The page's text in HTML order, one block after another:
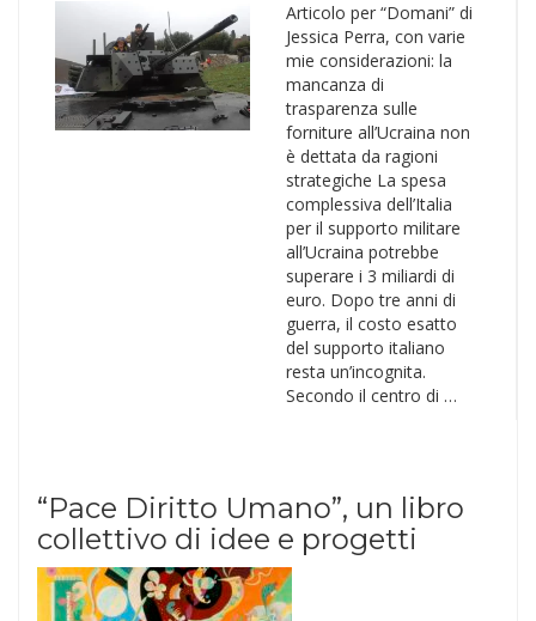
Articolo per “Domani” di
Jessica Perra, con varie
mie considerazioni: la
mancanza di
trasparenza sulle
forniture all’Ucraina non
è dettata da ragioni
strategiche La spesa
complessiva dell’Italia
per il supporto militare
all’Ucraina potrebbe
superare i 3 miliardi di
euro. Dopo tre anni di
guerra, il costo esatto
del supporto italiano
resta un’incognita.
Secondo il centro di …
“Pace Diritto Umano”, un libro
collettivo di idee e progetti